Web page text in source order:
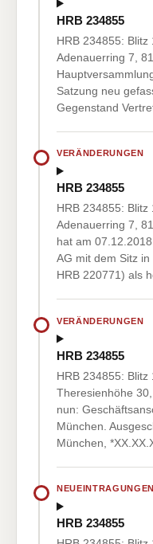
HRB 234855
HRB 234855: Blitz
Adenauerring 7,
Satzung neu
Gegenstand
VERÄNDERUNGEN
HRB 234855
HRB 234855: Blitz
Adenauerring 7,
hat am
AG mit dem Sitz
HRB 220771) als
VERÄNDERUNGEN
HRB 234855
HRB 234855: Blitz
Theresienhöhe
nun:
München.
München,
NEUEINTRAGUNGEN
HRB 234855